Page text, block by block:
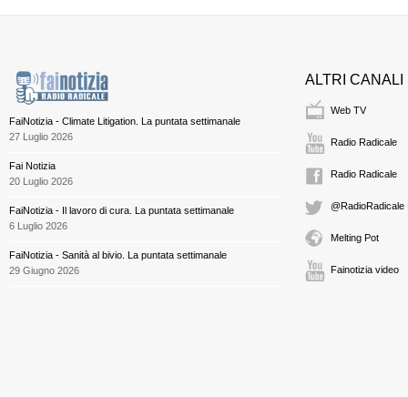
FaiNotizia - Climate Litigation. La puntata settimanale
27 Luglio 2026
Fai Notizia
20 Luglio 2026
FaiNotizia - Il lavoro di cura. La puntata settimanale
6 Luglio 2026
FaiNotizia - Sanità al bivio. La puntata settimanale
29 Giugno 2026
ALTRI CANALI
Web TV
Radio Radicale
Radio Radicale
@RadioRadicale
Melting Pot
Fainotizia video